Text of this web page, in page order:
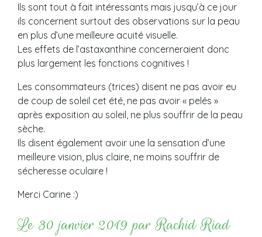
Ils sont tout à fait intéressants mais jusqu’à ce jour
ils concernent surtout des observations sur la peau
en plus d’une meilleure acuité visuelle.
Les effets de l’astaxanthine concerneraient donc
plus largement les fonctions cognitives !
Les consommateurs (trices) disent ne pas avoir eu
de coup de soleil cet été, ne pas avoir « pelés »
après exposition au soleil, ne plus souffrir de la peau
sèche.
Ils disent également avoir une la sensation d’une
meilleure vision, plus claire, ne moins souffrir de
sécheresse oculaire !
Merci Carine :)
Le 30 janvier 2019 par Rachid Riad